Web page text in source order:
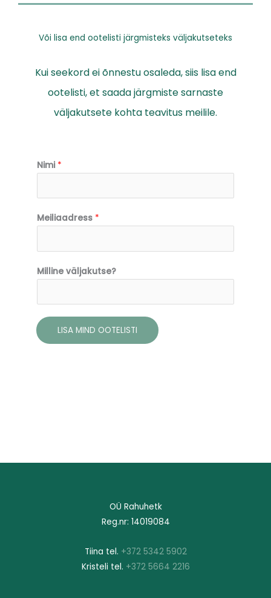
Või lisa end ootelisti järgmisteks väljakutseteks​
Kui seekord ei õnnestu osaleda, siis lisa end
ootelisti, et saada järgmiste sarnaste
väljakutsete kohta teavitus meilile.
Nimi *
Meiliaadress *
Milline väljakutse?
LISA MIND OOTELISTI
OÜ Rahuhetk
Reg.nr: 14019084
Tiina tel. +372 5342 5902
Kristeli tel. +372 5664 2216